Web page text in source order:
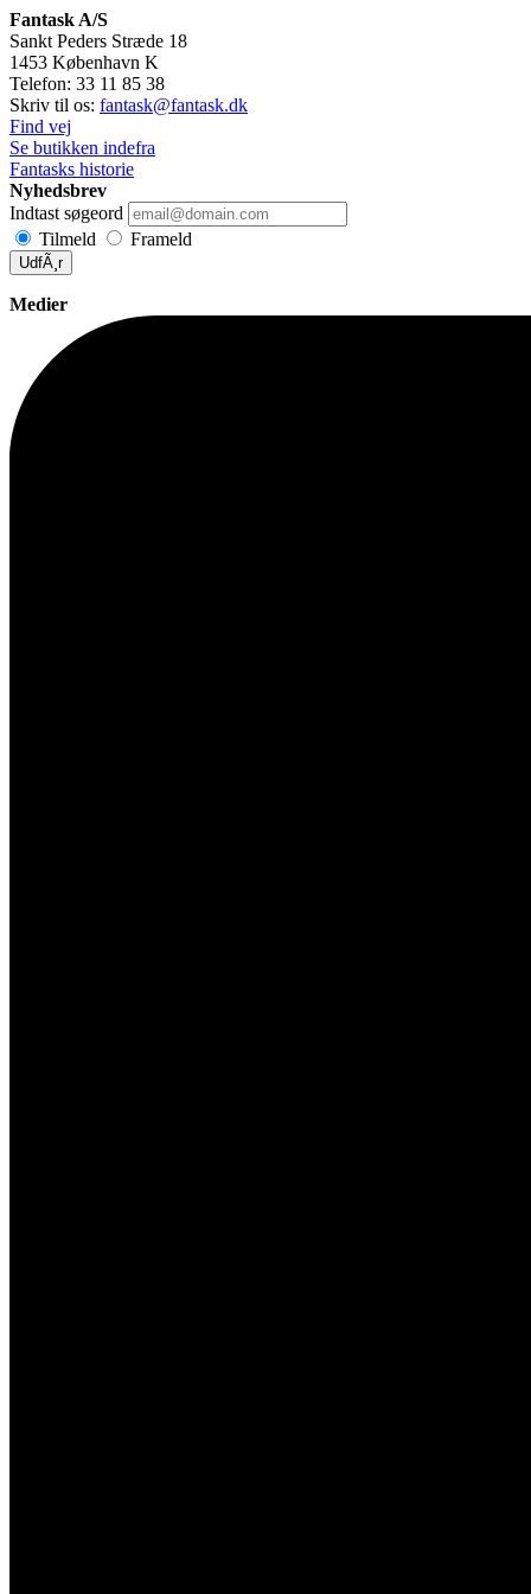
Fantask A/S
Sankt Peders Stræde 18
1453 København K
Telefon: 33 11 85 38
Skriv til os: fantask@fantask.dk
Find vej
Se butikken indefra
Fantasks historie
Nyhedsbrev
Indtast søgeord
Tilmeld
Frameld
UdfÃ¸r
Medier